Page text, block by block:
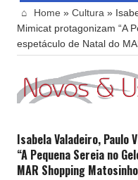
Home » Cultura »
Mimicat protagonizam “A
espetáculo de Natal do
Isabela Valadeiro, Paulo
“A Pequena Sereia no
MAR Shopping